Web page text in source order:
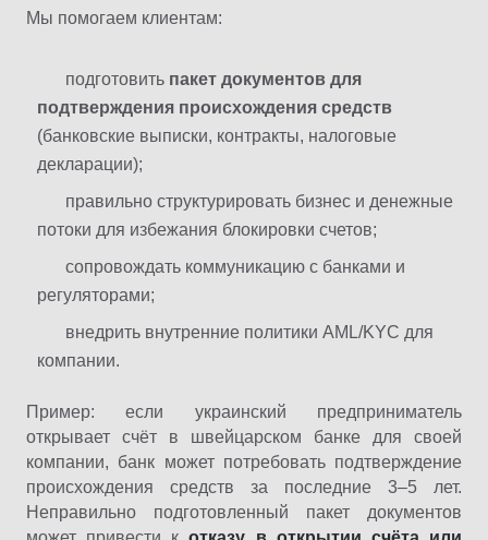
Мы помогаем клиентам:
подготовить пакет документов для
подтверждения происхождения средств
(банковские выписки, контракты, налоговые
декларации);
правильно структурировать бизнес и денежные
потоки для избежания блокировки счетов;
сопровождать коммуникацию с банками и
регуляторами;
внедрить внутренние политики AML/KYC для
компании.
Пример: если украинский предприниматель
открывает счёт в швейцарском банке для своей
компании, банк может потребовать подтверждение
происхождения средств за последние 3–5 лет.
Неправильно подготовленный пакет документов